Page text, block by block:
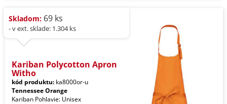
Skladom: 69 ks
- v ext. sklade: 1.304 ks
Kariban Polycotton Apron
Witho
kód produktu: ka8000or-u
Tennessee Orange
Kariban Pohlavie: Unisex